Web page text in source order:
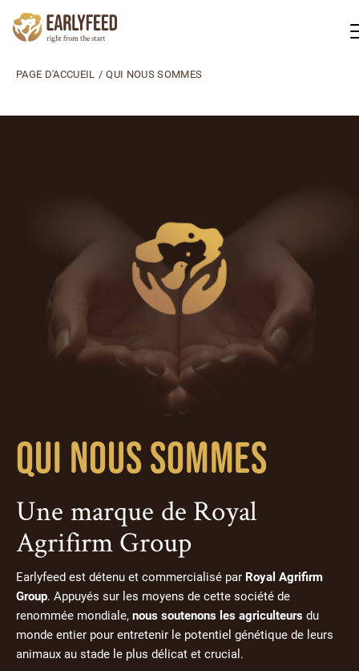
PAGE D'ACCUEIL / QUI NOUS SOMMES
Qui nous sommes
Une marque de Royal
Agrifirm Group
Earlyfeed est détenu et commercialisé par Royal Agrifirm
Group. Appuyés sur les moyens de cette société de
renommée mondiale, nous soutenons les agriculteurs du
monde entier pour entretenir le potentiel génétique de leurs
animaux au stade le plus délicat et crucial.